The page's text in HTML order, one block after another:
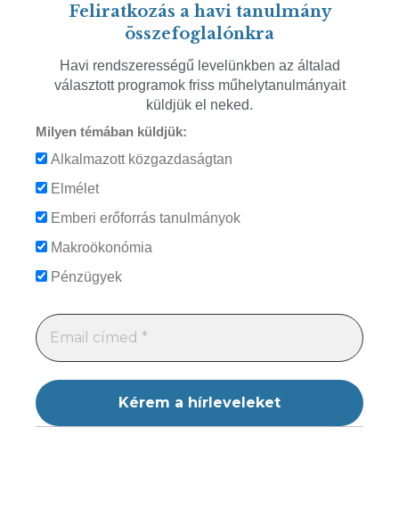
Feliratkozás a havi tanulmány
összefoglalónkra
Havi rendszerességű levelünkben az általad
választott programok friss műhelytanulmányait
küldjük el neked.
Milyen témában küldjük:
Alkalmazott közgazdaságtan
Elmélet
Emberi erőforrás tanulmányok
Makroökonómia
Pénzügyek